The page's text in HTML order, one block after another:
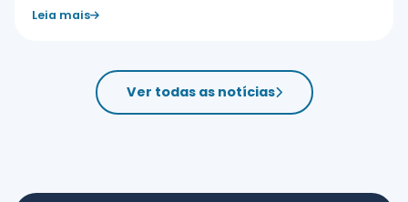
Leia mais
Ver todas as notícias